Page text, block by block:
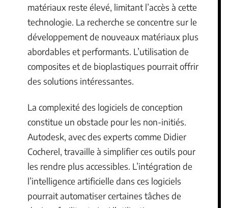
matériaux reste élevé, limitant l’accès à cette
technologie. La recherche se concentre sur le
développement de nouveaux matériaux plus
abordables et performants. L’utilisation de
composites et de bioplastiques pourrait offrir
des solutions intéressantes.
La complexité des logiciels de conception
constitue un obstacle pour les non-initiés.
Autodesk, avec des experts comme Didier
Cocherel, travaille à simplifier ces outils pour
les rendre plus accessibles. L’intégration de
l’intelligence artificielle dans ces logiciels
pourrait automatiser certaines tâches de